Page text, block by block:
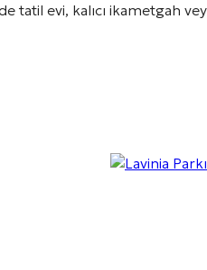
tatil evi, kalıcı ikametgah